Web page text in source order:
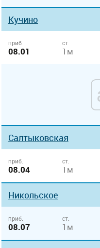
Кучино
приб.
08.01
ст.
1м
Салтыковская
приб.
08.04
ст.
1м
Никольское
приб.
08.07
ст.
1м